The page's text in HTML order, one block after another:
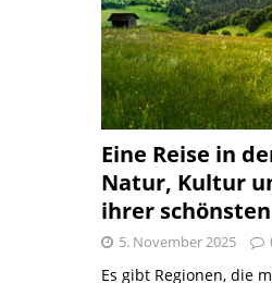
Eine Reise in
Natur, Kultur
ihrer
5. November 2025
Es gibt Regionen, die